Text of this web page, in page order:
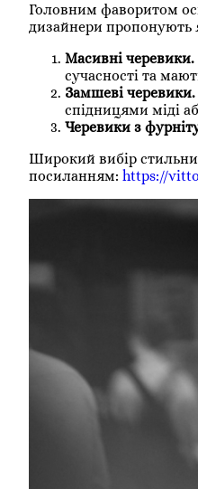
Головним фаворитом
дизайнери пропонують
Масивні черевики.
сучасності та
Замшеві черевики.
спідницями міді
Черевики з
Широкий вибір
посиланням: https://